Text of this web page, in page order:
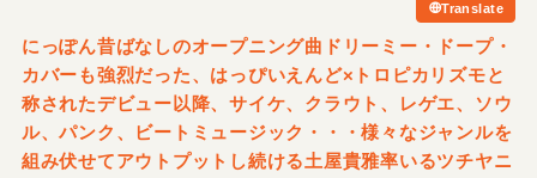
Translate
にっぽん昔ばなしのオープニング曲ドリーミー・ドープ・
カバーも強烈だった、はっぴいえんど×トロピカリズモと
称されたデビュー以降、サイケ、クラウト、レゲエ、ソウ
ル、パンク、ビートミュージック・・・様々なジャンルを
組み伏せてアウトプットし続ける土屋貴雅率いるツチヤニ